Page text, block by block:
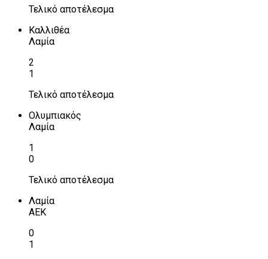
Τελικό αποτέλεσμα
Καλλιθέα
Λαμία
2
1
Τελικό αποτέλεσμα
Ολυμπιακός
Λαμία
1
0
Τελικό αποτέλεσμα
Λαμία
ΑΕΚ
0
1